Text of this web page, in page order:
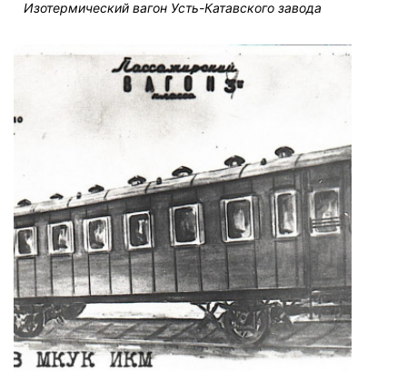
Изотермический вагон Усть-Катавского завода